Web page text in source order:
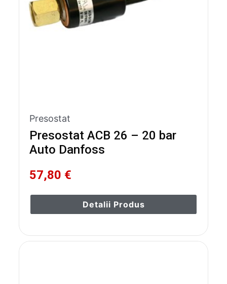
Presostat
Presostat ACB 26 – 20 bar
Auto Danfoss
57,80 €
Detalii Produs